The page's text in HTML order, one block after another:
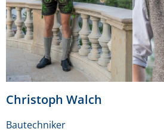
Christoph Walch
Bautechniker